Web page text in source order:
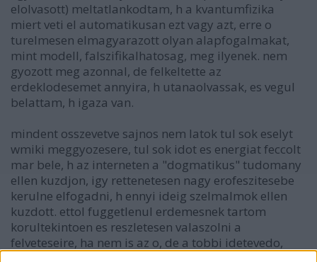
elolvasott) meltatlankodtam, h a kvantumfizika
miert veti el automatikusan ezt vagy azt, erre o
turelmesen elmagyarazott olyan alapfogalmakat,
mint modell, falszifikalhatosag, meg ilyenek. nem
gyozott meg azonnal, de felkeltette az
erdeklodesemet annyira, h utanaolvassak, es vegul
belattam, h igaza van.
mindent osszevetve sajnos nem latok tul sok eselyt
wmiki meggyozesere, tul sok idot es energiat feccolt
mar bele, h az interneten a "dogmatikus" tudomany
ellen kuzdjon, igy rettenetesen nagy erofeszitesebe
kerulne elfogadni, h ennyi ideig szelmalmok ellen
kuzdott. ettol fuggetlenul erdemesnek tartom
korultekintoen es reszletesen valaszolni a
felveteseire, ha nem is az o, de a tobbi idetevedo,